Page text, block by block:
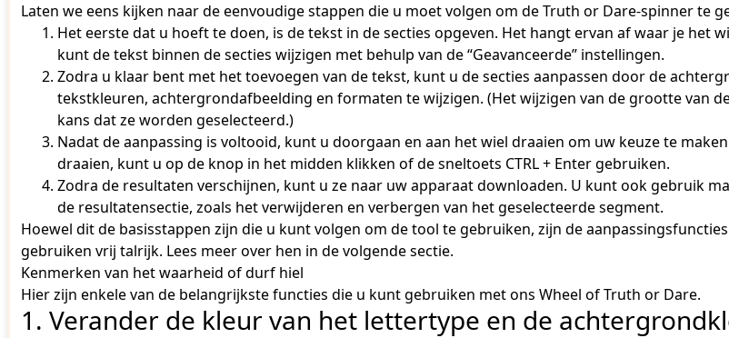
Laten we eens kijken naar de eenvoudige stappen die u moet volgen om de Truth or Dare-spinner te
Het eerste dat u hoeft te doen, is de tekst in de secties opgeven. Het hangt ervan af waar je het
kunt de tekst binnen de secties wijzigen met behulp van de “Geavanceerde” instellingen.
Zodra u klaar bent met het toevoegen van de tekst, kunt u de secties aanpassen door de
tekstkleuren, achtergrondafbeelding en formaten te wijzigen. (Het wijzigen van de grootte van
kans dat ze worden geselecteerd.)
Nadat de aanpassing is voltooid, kunt u doorgaan en aan het wiel draaien om uw keuze te
draaien, kunt u op de knop in het midden klikken of de sneltoets CTRL + Enter gebruiken.
Zodra de resultaten verschijnen, kunt u ze naar uw apparaat downloaden. U kunt ook gebruik
de resultatensectie, zoals het verwijderen en verbergen van het geselecteerde segment.
Hoewel dit de basisstappen zijn die u kunt volgen om de tool te gebruiken, zijn de
gebruiken vrij talrijk. Lees meer over hen in de volgende sectie.
Kenmerken van het waarheid of durf hiel
Hier zijn enkele van de belangrijkste functies die u kunt gebruiken met ons Wheel of Truth or Dare.
1. Verander de kleur van het lettertype en de